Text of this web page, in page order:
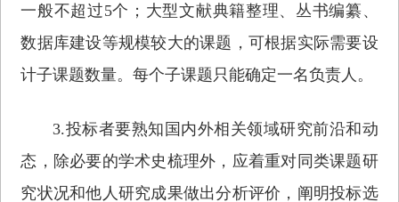
一般不超过5个；大型文献典籍整理、丛书编纂、
数据库建设等规模较大的课题，可根据实际需要设
计子课题数量。每个子课题只能确定一名负责人。
3.投标者要熟知国内外相关领域研究前沿和动
态，除必要的学术史梳理外，应着重对同类课题研
究状况和他人研究成果做出分析评价，阐明投标选